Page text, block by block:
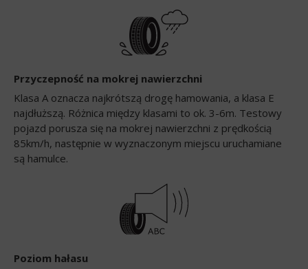
Przyczepność na mokrej nawierzchni
Klasa A oznacza najkrótszą drogę hamowania, a klasa E
najdłuższą. Różnica między klasami to ok. 3-6m. Testowy
pojazd porusza się na mokrej nawierzchni z prędkością
85km/h, następnie w wyznaczonym miejscu uruchamiane
są hamulce.
Poziom hałasu